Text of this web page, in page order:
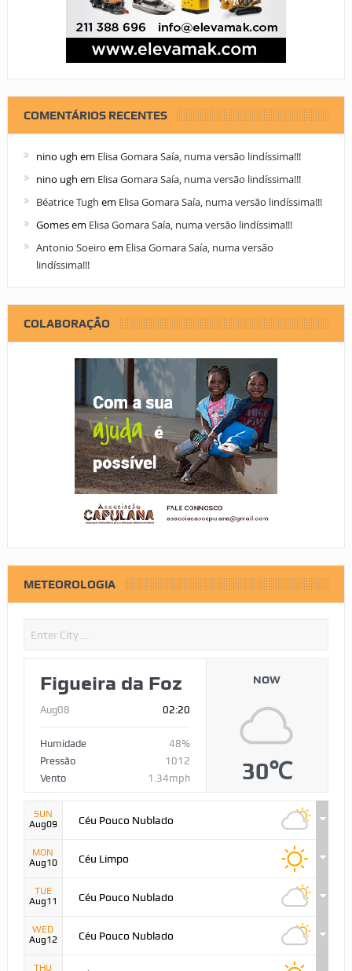
COMENTÁRIOS RECENTES
nino ugh em Elisa Gomara Saía, numa versão lindíssima!!!
nino ugh em Elisa Gomara Saía, numa versão lindíssima!!!
Béatrice Tugh em Elisa Gomara Saía, numa versão lindíssima!!!
Gomesem Elisa Gomara Saía, numa versão lindíssima!!!
Antonio Soeiro em Elisa Gomara Saía, numa versão
lindíssima!!!
COLABORAÇÃO
METEOROLOGIA
Figueira da Foz
Aug08 02:20
Humidade
48%
Pressão
1012
Vento
1.34mph
NOW
30℃
SUN
Aug09
Céu Pouco Nublado
MON
Aug10
Céu Limpo
TUE
Aug11
Céu Pouco Nublado
WED
Aug12
Céu Pouco Nublado
THU